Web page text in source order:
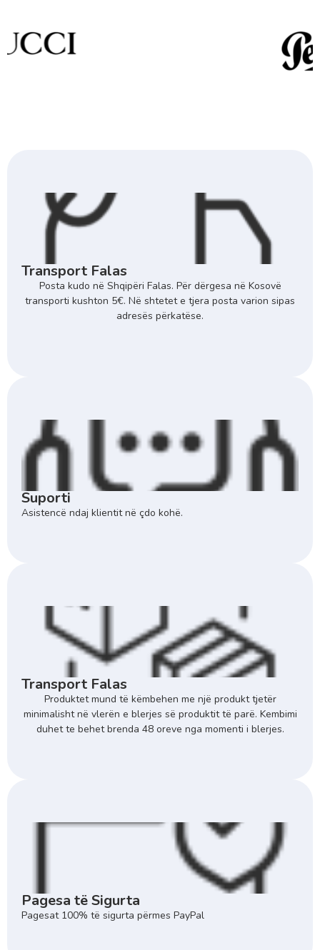
Transport Falas
Posta kudo në Shqipëri Falas. Për dërgesa në Kosovë
transporti kushton 5€. Në shtetet e tjera posta varion sipas
adresës përkatëse.
Suporti
Asistencë ndaj klientit në çdo kohë.
Transport Falas
Produktet mund të këmbehen me një produkt tjetër
minimalisht në vlerën e blerjes së produktit të parë. Kembimi
duhet te behet brenda 48 oreve nga momenti i blerjes.
Pagesa të Sigurta
Pagesat 100% të sigurta përmes PayPal